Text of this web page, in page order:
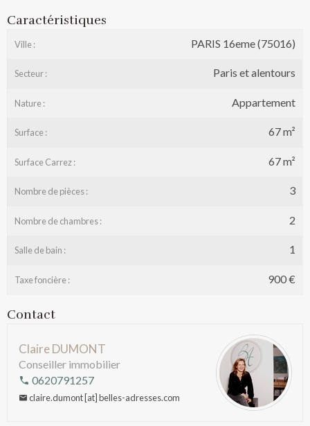
Caractéristiques
Ville : PARIS 16eme (75016)
Secteur : Paris et alentours
Nature : Appartement
Surface : 67 m²
Surface Carrez : 67 m²
Nombre de pièces : 3
Nombre de chambres : 2
Salle de bain : 1
Taxe foncière : 900 €
Contact
Claire DUMONT
Conseiller immobilier
0620791257
claire.dumont [at] belles-adresses.com